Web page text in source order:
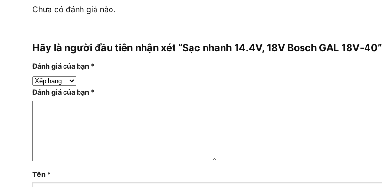
Chưa có đánh giá nào.
Hãy là người đầu tiên nhận xét “Sạc nhanh 14.4V, 18V Bosch GAL 18V-40”
Đánh giá của bạn *
Đánh giá của bạn *
Tên *